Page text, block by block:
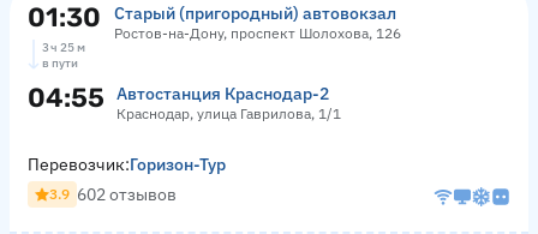
01:30 Старый (пригородный) автовокзал
Ростов-на-Дону, проспект Шолохова, 126
3 ч 25 м
в пути
04:55 Автостанция Краснодар-2
Краснодар, улица Гаврилова, 1/1
Перевозчик:Горизон-Тур
3.9 602 отзывов